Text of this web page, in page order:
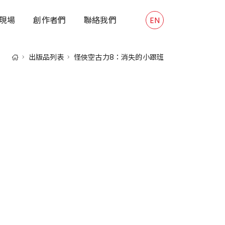
場 創作者們 聯絡我們 EN
出版品列表 怪俠空古力8：消失的小跟班